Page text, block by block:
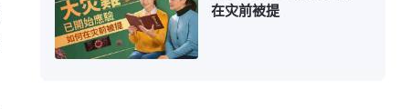
在灾前被提